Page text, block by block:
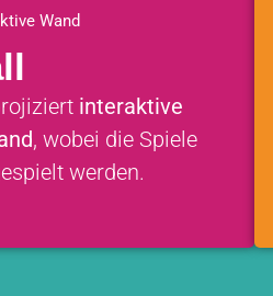
Wand
interaktive
, wobei die Spiele
werden.